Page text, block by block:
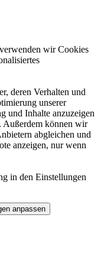
wir Cookies
deren Verhalten und
unserer
und Inhalte anzuzeigen
Außerdem können wir
abgleichen und
anzeigen, nur wenn
in den Einstellungen
anpassen